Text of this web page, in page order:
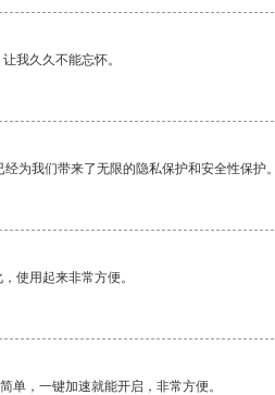
我久久不能忘怀。
为我们带来了无限的隐私保护和安全性保护
使用起来非常方便。
单，一键加速就能开启，非常方便。